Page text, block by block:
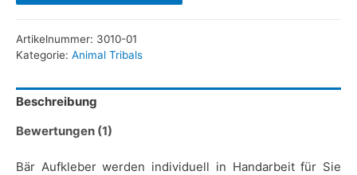
Artikelnummer: 3010-01
Kategorie: Animal Tribals
Beschreibung
Bewertungen (1)
Bär Aufkleber werden individuell in Handarbeit für Sie